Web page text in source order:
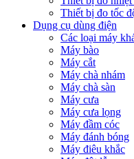
Thiết bị đo tốc
Dụng cụ dùng điện
Các loại máy
Máy bào
Máy cắt
Máy chà nhám
Máy chà sàn
Máy cưa
Máy cưa lọng
Máy đầm cóc
Máy đánh bóng
Máy điêu khắc